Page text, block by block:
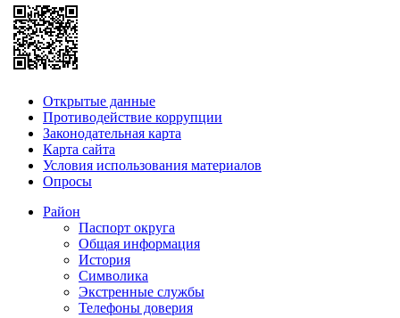
Открытые данные
Противодействие коррупции
Законодательная карта
Карта сайта
Условия использования материалов
Опросы
Район
Паспорт округа
Общая информация
История
Символика
Экстренные службы
Телефоны доверия